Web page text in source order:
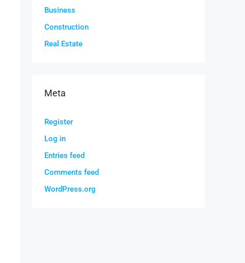
Business
Construction
Real Estate
Meta
Register
Log in
Entries feed
Comments feed
WordPress.org